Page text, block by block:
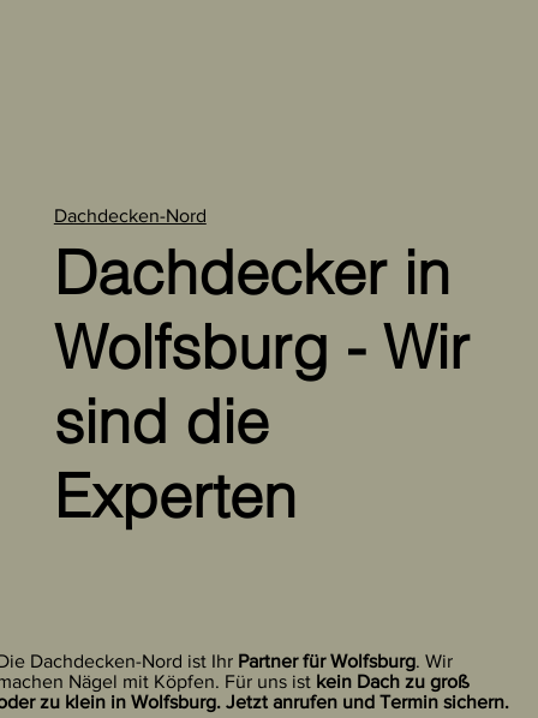
Dachdecken-Nord
Dachdecker in
Wolfsburg - Wir
sind die
Experten
Dachdecken-Nord ist Ihr Partner für Wolfsburg. Wir
Nägel mit Köpfen. Für uns ist kein Dach zu groß
zu klein in Wolfsburg. Jetzt anrufen und Termin sichern.